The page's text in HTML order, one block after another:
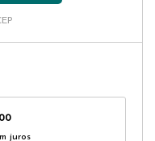
juros